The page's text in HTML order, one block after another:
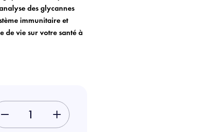
des glycannes
immunitaire et
de vie sur votre santé à
- +